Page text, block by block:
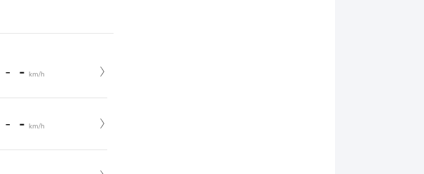
- - km/h
- - km/h